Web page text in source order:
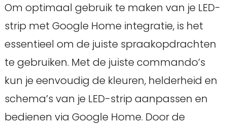
Om optimaal gebruik te maken van je LED-
strip met Google Home integratie, is het
essentieel om de juiste spraakopdrachten
te gebruiken. Met de juiste commando’s
kun je eenvoudig de kleuren, helderheid en
schema’s van je LED-strip aanpassen en
bedienen via Google Home. Door de